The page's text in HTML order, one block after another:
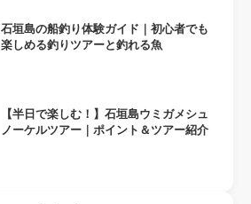
石垣島の船釣り体験ガイド｜初心者でも
楽しめる釣りツアーと釣れる魚
【半日で楽しむ！】石垣島ウミガメシュ
ノーケルツアー｜ポイント＆ツアー紹介